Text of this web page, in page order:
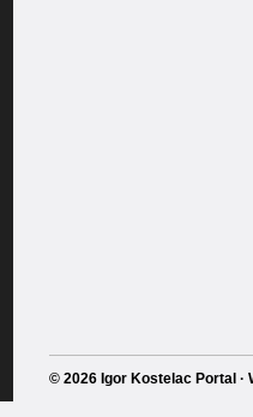
© 2026 Igor Kostelac Portal